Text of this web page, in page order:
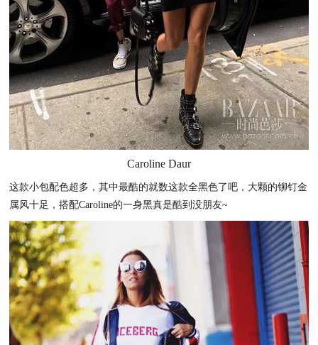
Caroline Daur
这款小包配色超多，其中最酷的就数这款全黑色了吧，大颗的铆钉金
属风十足，搭配Caroline的一身黑真是酷到没朋友~